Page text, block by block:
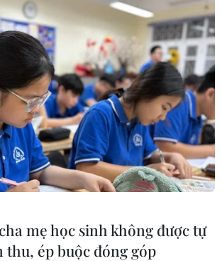
mẹ học sinh không được tự
thu, ép buộc đóng góp